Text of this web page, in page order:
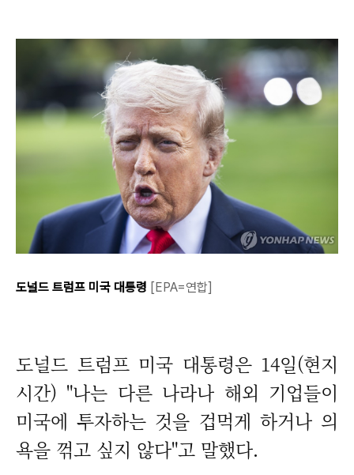
도널드 트럼프 미국 대통령 [EPA=연합]
도널드 트럼프 미국 대통령은 14일(현지
시간) "나는 다른 나라나 해외 기업들이
미국에 투자하는 것을 겁먹게 하거나 의
욕을 꺾고 싶지 않다"고 말했다.